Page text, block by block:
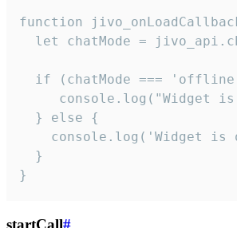
function
let chatMode =
if (chatMode ===
console.log("Widget is
  } else {
console.log('Widget is
  }
}
startCall#